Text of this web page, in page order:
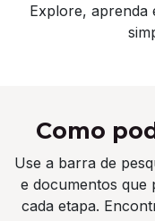
Explore, aprenda
Como
Use a barra de
e documentos que
cada etapa.